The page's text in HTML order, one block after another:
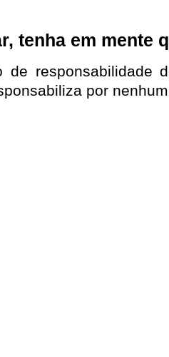
tenha em mente
de responsabilidade
por